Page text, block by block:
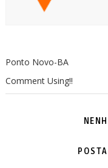
Ponto Novo-BA
Comment Using!!